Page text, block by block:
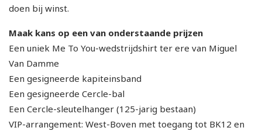
doen bij winst.
Maak kans op een van onderstaande prijzen
Een uniek Me To You-wedstrijdshirt ter ere van Miguel
Van Damme
Een gesigneerde kapiteinsband
Een gesigneerde Cercle-bal
Een Cercle-sleutelhanger (125-jarig bestaan)
VIP-arrangement: West-Boven met toegang tot BK12 en